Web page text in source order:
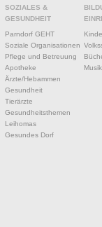
SOZIALES &
GESUNDHEIT
Parndorf GEHT
Soziale Organisationen
Pflege und Betreuung
Apotheke
Ärzte/Hebammen
Gesundheit
Tierärzte
Gesundheitsthemen
Leihomas
Gesundes Dorf